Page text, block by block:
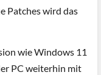
Patches wird das
wie Windows 11
PC weiterhin mit